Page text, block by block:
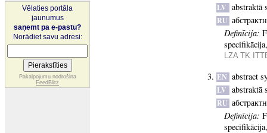
Vēlaties portāla
jaunumus
saņemt pa e-pastu?
Norādiet savu adresi:
Pakalpojumu nodrošina
FeedBlitz
LV abstraktā
RU
Definīcija:
LZA TK
EN abstract
LV abstraktā
RU
Definīcija: